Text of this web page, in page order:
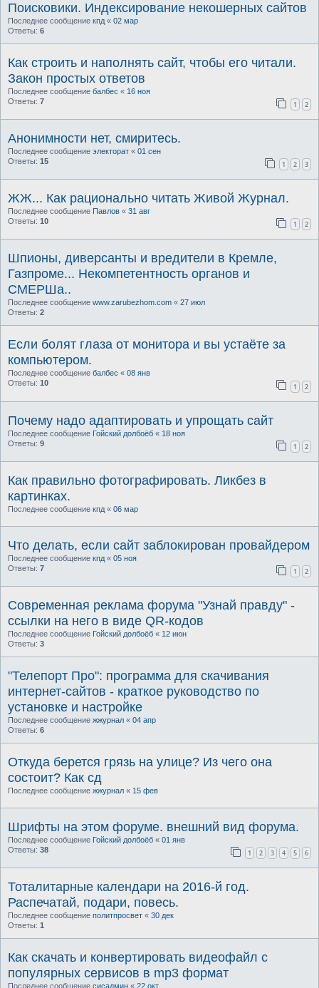
Поисковики. Индексирование некошерных сайтов
Последнее сообщение кпд « 02 мар
Ответы: 6
Как строить и наполнять сайт, чтобы его читали.
Закон простых ответов
Последнее сообщение балбес « 16 ноя
Ответы: 7 1 2
Анонимности нет, смиритесь.
Последнее сообщение электорат « 01 сен
Ответы: 15 1 2 3
ЖЖ... Как рационально читать Живой Журнал.
Последнее сообщение Павлов « 31 авг
Ответы: 10 1 2
Шпионы, диверсанты и вредители в Кремле,
Газпроме... Некомпетентность органов и
СМЕРШа..
Последнее сообщение www.zarubezhom.com « 27 июл
Ответы: 2
Если болят глаза от монитора и вы устаёте за
компьютером.
Последнее сообщение балбес « 08 янв
Ответы: 10 1 2
Почему надо адаптировать и упрощать сайт
Последнее сообщение Гойский долбоёб « 18 ноя
Ответы: 9 1 2
Как правильно фотографировать. Ликбез в
картинках.
Последнее сообщение кпд « 06 мар
Что делать, если сайт заблокирован провайдером
Последнее сообщение кпд « 05 ноя
Ответы: 7 1 2
Современная реклама форума "Узнай правду" -
ссылки на него в виде QR-кодов
Последнее сообщение Гойский долбоёб « 12 июн
Ответы: 3
"Телепорт Про": программа для скачивания
интернет-сайтов - краткое руководство по
установке и настройке
Последнее сообщение жжурнал « 04 апр
Ответы: 6
Откуда берется грязь на улице? Из чего она
состоит? Как сд
Последнее сообщение жжурнал « 15 фев
Шрифты на этом форуме. внешний вид форума.
Последнее сообщение Гойский долбоёб « 01 янв
Ответы: 38 1 2 3 4 5 6
Тоталитарные календари на 2016-й год.
Распечатай, подари, повесь.
Последнее сообщение политпросвет « 30 дек
Ответы: 1
Как скачать и конвертировать видеофайл с
популярных сервисов в mp3 формат
Последнее сообщение сисадмин « 22 окт